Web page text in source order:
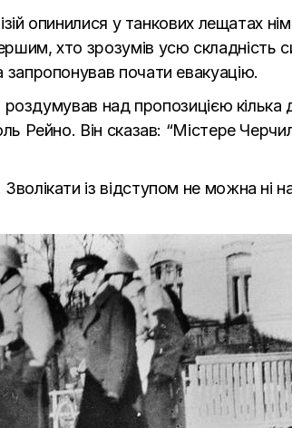
опинилися у танкових лещатах
хто зрозумів усю складність
почати евакуацію.
роздумував над пропозицією
Рейно. Він сказав: “Містере
із відступом не можна ні